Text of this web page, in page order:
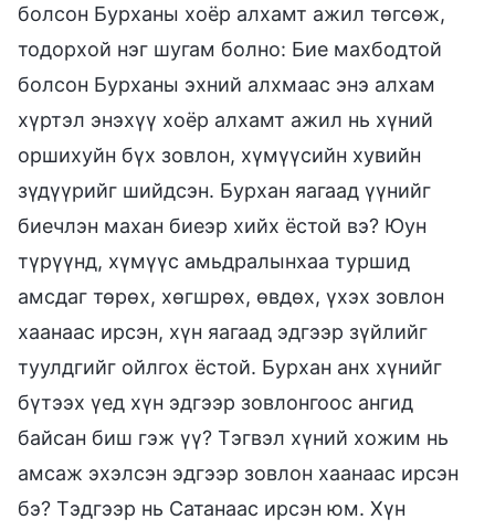
болсон Бурханы хоёр алхамт ажил төгсөж,
тодорхой нэг шугам болно: Бие махбодтой
болсон Бурханы эхний алхмаас энэ алхам
хүртэл энэхүү хоёр алхамт ажил нь хүний
оршихуйн бүх зовлон, хүмүүсийн хувийн
зүдүүрийг шийдсэн. Бурхан яагаад үүнийг
биечлэн махан биеэр хийх ёстой вэ? Юун
түрүүнд, хүмүүс амьдралынхаа туршид
амсдаг төрөх, хөгшрөх, өвдөх, үхэх зовлон
хаанаас ирсэн, хүн яагаад эдгээр зүйлийг
туулдгийг ойлгох ёстой. Бурхан анх хүнийг
бүтээх үед хүн эдгээр зовлонгоос ангид
байсан биш гэж үү? Тэгвэл хүний хожим нь
амсаж эхэлсэн эдгээр зовлон хаанаас ирсэн
бэ? Тэдгээр нь Сатанаас ирсэн юм. Хүн